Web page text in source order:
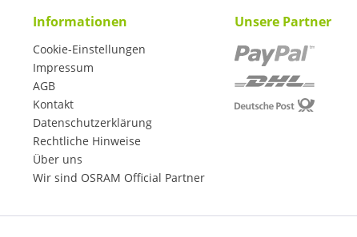
Informationen
Cookie-Einstellungen
Impressum
AGB
Kontakt
Datenschutzerklärung
Rechtliche Hinweise
Über uns
Wir sind OSRAM Official Partner
Unsere Partner